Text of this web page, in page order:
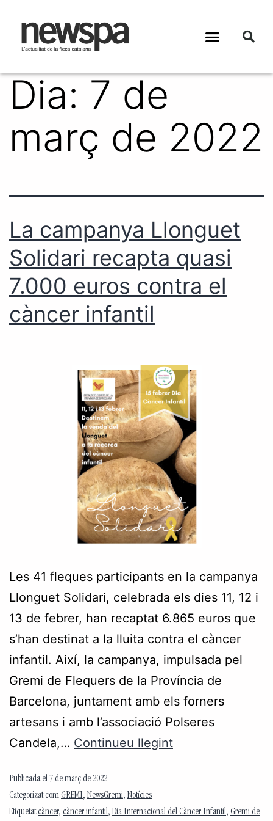
Dia: 7 de
març de 2022
La campanya Llonguet
Solidari recapta quasi
7.000 euros contra el
càncer infantil
Les 41 fleques participants en la campanya
Llonguet Solidari, celebrada els dies 11, 12 i
13 de febrer, han recaptat 6.865 euros que
s’han destinat a la lluita contra el càncer
infantil. Així, la campanya, impulsada pel
Gremi de Flequers de la Província de
Barcelona, juntament amb els forners
artesans i amb l’associació Polseres
Candela,… Continueu llegint
Publicada el 7 de març de 2022
Categorizat com GREMI, NewsGremi, Notícies
Etiquetatcàncer, càncer infantil, Dia Internacional del Càncer Infantil, Gremi de